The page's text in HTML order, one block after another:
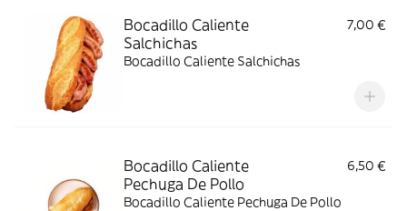
Bocadillo Caliente
Salchichas
7,00 €
Bocadillo Caliente Salchichas
Bocadillo Caliente
Pechuga De Pollo
6,50 €
Bocadillo Caliente Pechuga De Pollo